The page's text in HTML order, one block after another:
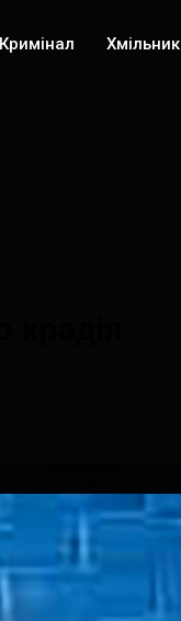
Кримінал Хмільник